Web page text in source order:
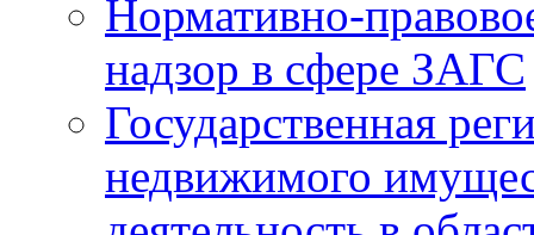
Нормативно-
надзор в сфере ЗАГС
Государственная
недвижимого